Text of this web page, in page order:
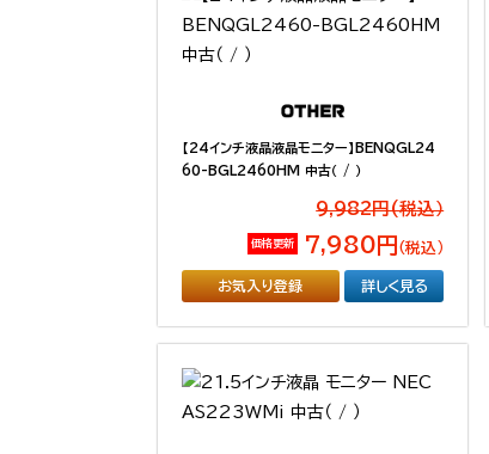
【24インチ液晶液晶モニター】BENQGL24
60-BGL2460HM 中古（ / ）
9,982円(税込）
価格更新 7,980円 （税込）
お気入り登録 詳しく見る